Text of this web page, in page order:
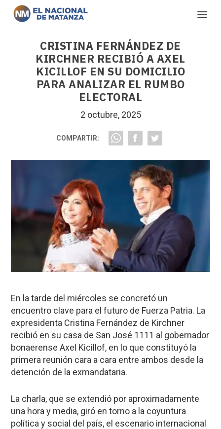
CRISTINA FERNÁNDEZ DE
KIRCHNER RECIBIÓ A AXEL
KICILLOF EN SU DOMICILIO
PARA ANALIZAR EL RUMBO
ELECTORAL
2 octubre, 2025
COMPARTIR:
En la tarde del miércoles se concretó un
encuentro clave para el futuro de Fuerza Patria. La
expresidenta Cristina Fernández de Kirchner
recibió en su casa de San José 1111 al gobernador
bonaerense Axel Kicillof, en lo que constituyó la
primera reunión cara a cara entre ambos desde la
detención de la exmandataria.
La charla, que se extendió por aproximadamente
una hora y media, giró en torno a la coyuntura
política y social del país, el escenario internacional